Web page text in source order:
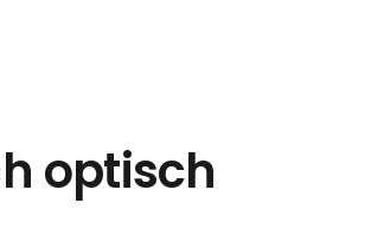
optisch